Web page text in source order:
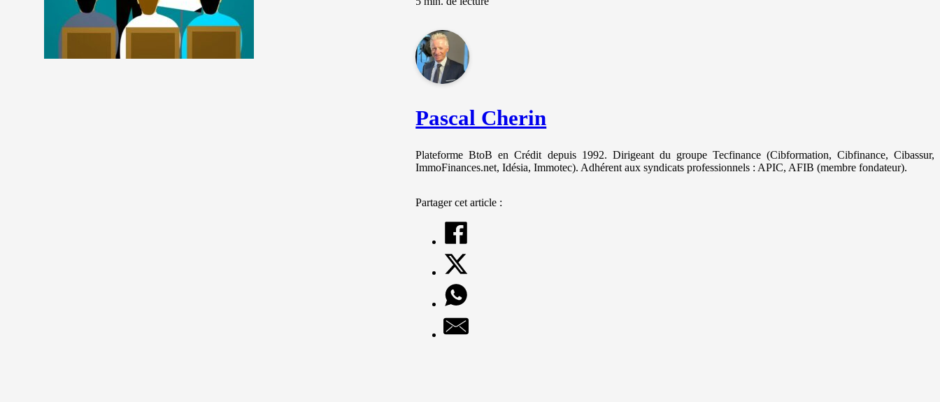
Pascal Cherin
Plateforme BtoB en Crédit depuis 1992. Dirigeant du groupe Tecfinance (Cibformation, Cibfinance, Cibassur,
ImmoFinances.net, Idésia, Immotec). Adhérent aux syndicats professionnels : APIC, AFIB (membre fondateur).
Partager cet article :
offres
personnalisés.